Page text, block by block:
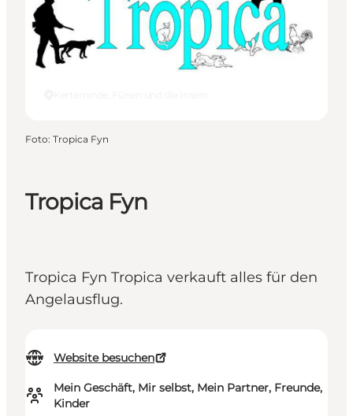
Unterkünfte
Reiseplanung
Tropica Fyn
Tropica Fyn Tropica verkauft alles für den
Angelausflug.
Website besuchen
Mein Geschäft, Mir selbst, Mein Partner, Freunde,
Kinder
Foto: Tropica Fyn